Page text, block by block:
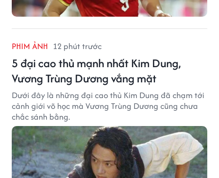
PHIM ẢNH 12 phút trước
5 đại cao thủ mạnh nhất Kim Dung,
Vương Trùng Dương vắng mặt
Dưới đây là những đại cao thủ Kim Dung đã chạm tới
cảnh giới võ học mà Vương Trùng Dương cũng chưa
chắc sánh bằng.